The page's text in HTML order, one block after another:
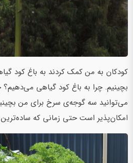
کودکان به من کمک کردند به باغ کود
بچینیم. چرا به باغ کود گیاهی
می‌توانید سه گوجه‌ی سرخ برای من
امکان‌پذیر است حتی زمانی که ساده‌ترین